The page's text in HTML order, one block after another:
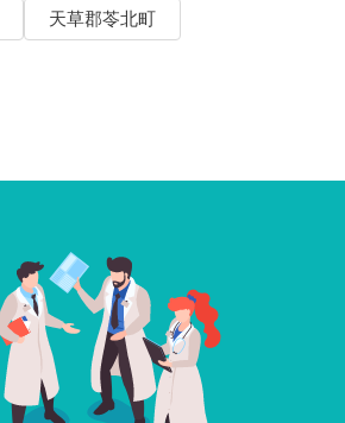
天草郡苓北町